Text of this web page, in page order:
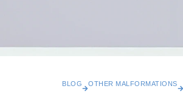
BLOG OTHER MALFORMATIONS